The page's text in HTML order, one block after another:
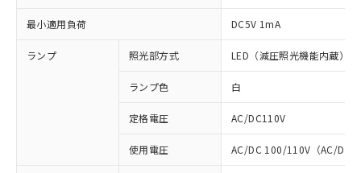
最小適用負荷 DC5V 1mA
ランプ 照光部方式 LED（減圧照光機能内蔵）
ランプ色 白
定格電圧 AC/DC110V
使用電圧 AC/DC 100/110V（AC/DC